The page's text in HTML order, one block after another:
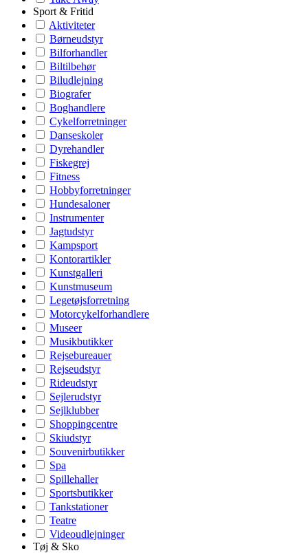
Sport & Fritid
Aktiviteter
Børneudstyr
Bilforhandler
Biltilbehør
Biludlejning
Biografer
Boghandlere
Cykelforretninger
Danseskoler
Dyrehandler
Fiskegrej
Fitness
Hobbyforretninger
Hundesaloner
Instrumenter
Jagtudstyr
Kampsport
Kontorartikler
Kunstgalleri
Kunstmuseum
Legetøjsforretning
Motorcykelforhandlere
Museer
Musikbutikker
Rejsebureauer
Rejseudstyr
Rideudstyr
Sejlerudstyr
Sejlklubber
Shoppingcentre
Skiudstyr
Souvenirbutikker
Spa
Spillehaller
Sportsbutikker
Tankstationer
Teatre
Videoudlejninger
Tøj & Sko